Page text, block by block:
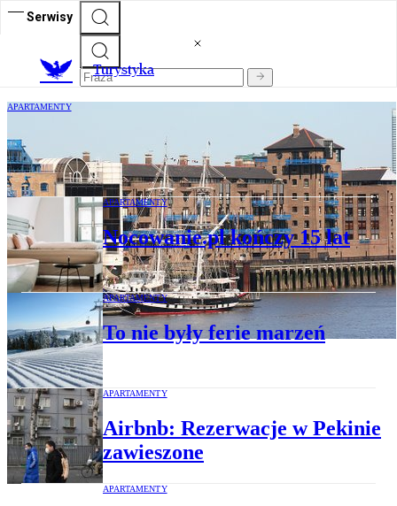
Serwisy
Turystyka
APARTAMENTY
Airbnb pożera Londyn. Hotele i
mieszkańcy mają dość
APARTAMENTY
Nocowanie.pl kończy 15 lat
APARTAMENTY
To nie były ferie marzeń
APARTAMENTY
Airbnb: Rezerwacje w Pekinie
zawieszone
APARTAMENTY